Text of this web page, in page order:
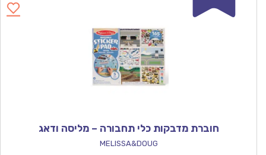
חוברת מדבקות כלי תחבורה – מליסה ודאג
MELISSA&DOUG